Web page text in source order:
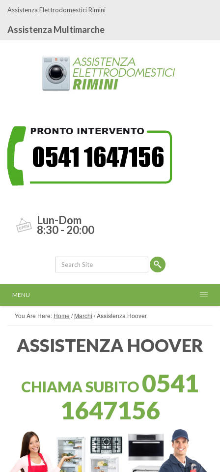
Assistenza Elettrodomestici Rimini
Assistenza Multimarche
Lun-Dom
8:30 - 20:00
MENU
You Are Here: Home /Marchi /Assistenza Hoover
ASSISTENZA HOOVER
CHIAMA SUBITO0541
1647156